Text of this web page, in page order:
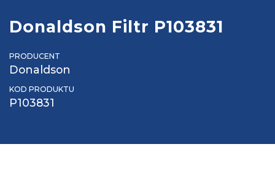
Donaldson Filtr P103831
PRODUCENT
Donaldson
KOD PRODUKTU
P103831